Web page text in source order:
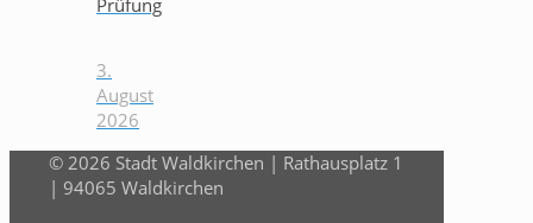
3.
August
2026
© 2026 Stadt Waldkirchen | Rathausplatz 1
| 94065 Waldkirchen